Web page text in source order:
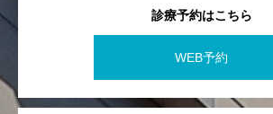
診療予約はこちら
WEB予約